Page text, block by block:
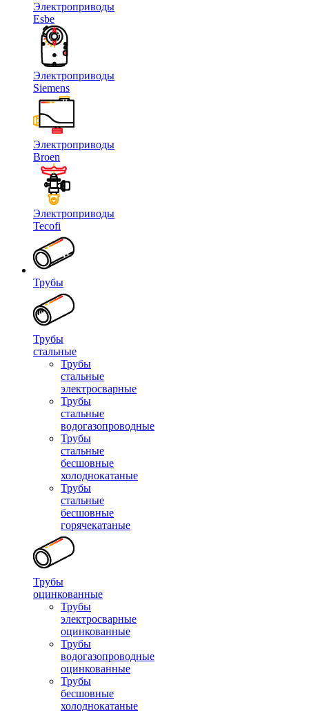
Электроприводы
Esbe
Электроприводы
Siemens
Электроприводы
Broen
Электроприводы
Tecofi
Трубы
Трубы
стальные
Трубы
стальные
электросварные
Трубы
стальные
водогазопроводные
Трубы
стальные
бесшовные
холоднокатаные
Трубы
стальные
бесшовные
горячекатаные
Трубы
оцинкованные
Трубы
электросварные
оцинкованные
Трубы
водогазопроводные
оцинкованные
Трубы
бесшовные
холоднокатаные